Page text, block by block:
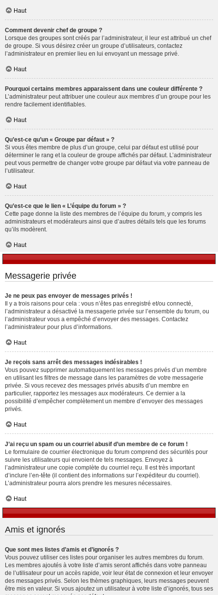
Haut
Comment devenir chef de groupe ?
Lorsque des groupes sont créés par l’administrateur, il leur est attribué un chef
de groupe. Si vous désirez créer un groupe d’utilisateurs, contactez
l’administrateur en premier lieu en lui envoyant un message privé.
Haut
Pourquoi certains membres apparaissent dans une couleur différente ?
L’administrateur peut attribuer une couleur aux membres d’un groupe pour les
rendre facilement identifiables.
Haut
Qu’est-ce qu’un « Groupe par défaut » ?
Si vous êtes membre de plus d’un groupe, celui par défaut est utilisé pour
déterminer le rang et la couleur de groupe affichés par défaut. L’administrateur
peut vous permettre de changer votre groupe par défaut via votre panneau de
l’utilisateur.
Haut
Qu’est-ce que le lien « L’équipe du forum » ?
Cette page donne la liste des membres de l’équipe du forum, y compris les
administrateurs et modérateurs ainsi que d’autres détails tels que les forums
qu’ils modèrent.
Haut
Messagerie privée
Je ne peux pas envoyer de messages privés !
Il y a trois raisons pour cela : vous n’êtes pas enregistré et/ou connecté,
l’administrateur a désactivé la messagerie privée sur l’ensemble du forum, ou
l’administrateur vous a empêché d’envoyer des messages. Contactez
l’administrateur pour plus d’informations.
Haut
Je reçois sans arrêt des messages indésirables !
Vous pouvez supprimer automatiquement les messages privés d’un membre
en utilisant les filtres de message dans les paramètres de votre messagerie
privée. Si vous recevez des messages privés abusifs d’un membre en
particulier, rapportez les messages aux modérateurs. Ce dernier a la
possibilité d’empêcher complètement un membre d’envoyer des messages
privés.
Haut
J’ai reçu un spam ou un courriel abusif d’un membre de ce forum !
Le formulaire de courrier électronique du forum comprend des sécurités pour
suivre les utilisateurs qui envoient de tels messages. Envoyez à
l’administrateur une copie complète du courriel reçu. Il est très important
d’inclure l’en-tête (il contient des informations sur l’expéditeur du courriel).
L’administrateur pourra alors prendre les mesures nécessaires.
Haut
Amis et ignorés
Que sont mes listes d’amis et d’ignorés ?
Vous pouvez utiliser ces listes pour organiser les autres membres du forum.
Les membres ajoutés à votre liste d’amis seront affichés dans votre panneau
de l’utilisateur pour un accès rapide, voir leur état de connexion et leur envoyer
des messages privés. Selon les thèmes graphiques, leurs messages peuvent
être mis en valeur. Si vous ajoutez un utilisateur à votre liste d’ignorés, tous ses